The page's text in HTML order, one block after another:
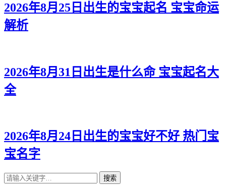
2026年8月25日出生的宝宝起名 宝宝命运
解析
2026年8月31日出生是什么命 宝宝起名大
全
2026年8月24日出生的宝宝好不好 热门宝
宝名字
搜索